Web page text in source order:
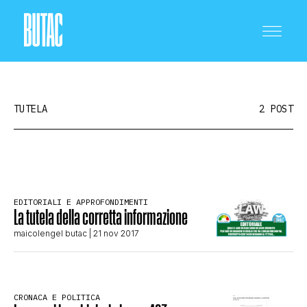
SCIENZA E TECNOLOGIA
TUTELA 2 POST
EDITORIALI E APPROFONDIMENTI
La tutela della corretta informazione
maicolengel butac | 21 nov 2017
CRONACA E POLITICA